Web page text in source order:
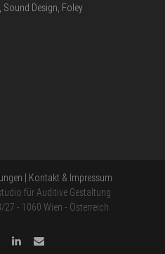
Design, Foley
| Kontakt & Impressum
für Auditive Gestaltung
- 1060 Wien - Österreich